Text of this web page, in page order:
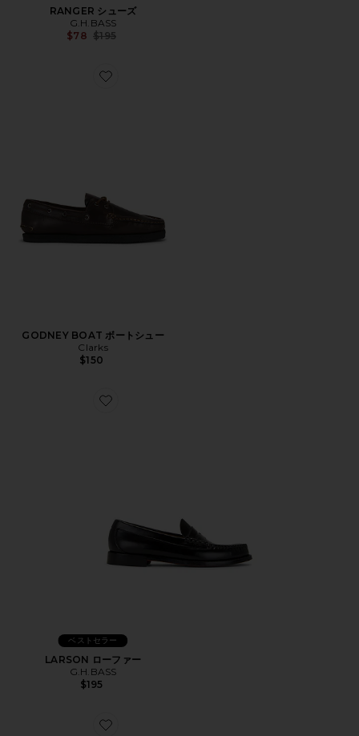
RANGER シューズ
G.H.BASS
$78 Previous price:
$195
Favorite GODNEY BOAT ボートシュー
GODNEY BOAT ボートシュー
Clarks
$150
Favorite LARSON ローファー
ベストセラー
LARSON ローファー
G.H.BASS
$195